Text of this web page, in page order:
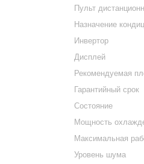
Пульт
Назначение
Инвертор
Дисплей
Рекомендуемая
Гарантийный срок
Состояние
Мощность
Максимальная
Уровень шума